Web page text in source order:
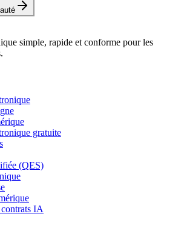
simple, rapide et conforme pour les
gratuite
(QES)
IA